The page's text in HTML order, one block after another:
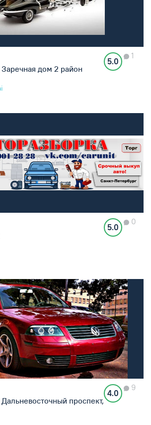
дом 2 район
5.0
1
5.0
0
проспект,
4.0
9